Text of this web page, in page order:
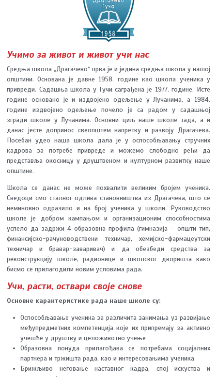
Учимо за живот и живот учи нас
Средња школа „Драгачево“ прва је и једина средња школа у нашој
општини. Основана је давне 1958. године као школа ученика у
привреди. Садашња школа у Гучи саграђена је 1977. године. Исте
године основано је и издвојено одељење у Лучанима, а 1984.
године издвојено одељење почело је са радом у садашњој
згради школе у Лучанима. Основни циљ наше школе тада, а и
данас јесте допринос свеопштем напретку и развоју Драгачева.
Посебан удео наша школа дала је у оспособљавању стручних
кадрова за потребе привреде и можемо слободно рећи да
представља окосницу у друштвеном и културном развитку наше
општине.
Школа се данас не може похвалити великим бројем ученика.
Сведоци смо сталног одлива становништва из Драгачева, што се
неминовно одразило и на број ученика у школи. Руководство
школе је добром кампањом и организационим способностима
успело да задржи 4 образовна профила (гимназија – општи тип,
финансијско-рачуноводствени техничар, хемијско-фармацеутски
техничар и бравар-заваривач) и да обезбеди средства за
реконструкцију школе, радионице и школског дворишта како
бисмо се прилагодили новим условима рада.
Учи, расти, оствари своје снове
Основне карактеристике рада наше школе су:
Оспособљавање ученика за различита занимања уз развијање
међупредметних компетенција које их припремају за активно
учешће у друштву и целоживотно учење
Образовна понуда прилагођава се потребама социјалних
партнера и тржишта рада, као и интересовањима ученика
Брижљиво неговање наставног кадра, спој искуства и